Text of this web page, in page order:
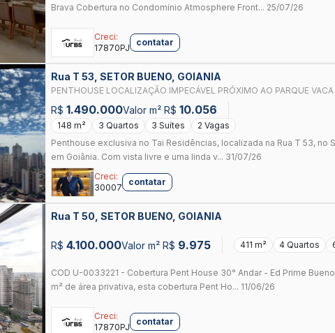
Brava Cobertura no Condomínio Atmosphere Front... 25/07/26
Creci:
17870PJ
contatar
Rua T 53, SETOR BUENO, GOIANIA
PENTHOUSE LOCALIZAÇÃO IMPECÁVEL PRÓXIMO AO PARQUE VACA
GOIÂNIA SHOPPING E A PRAÇA DA T - 23
R$ 1.490.000Valor m² R$ 10.056
148 m² 3 Quartos 3 Suítes
2 Vagas
Penthouse exclusiva no Tai Residências, localizada na Rua T 53, no
em Goiânia. Com vista livre e uma linda v... 31/07/26
Creci:
30007
contatar
Rua T 50, SETOR BUENO, GOIANIA
R$ 4.100.000Valor m² R$ 9.975 411 m² 4 Quartos
COD U-0033221 - Cobertura Pent House 30° Andar - Ed Prime Bueno
m² de área privativa, esta cobertura Pent Ho... 11/06/26
Creci:
17870PJ
contatar